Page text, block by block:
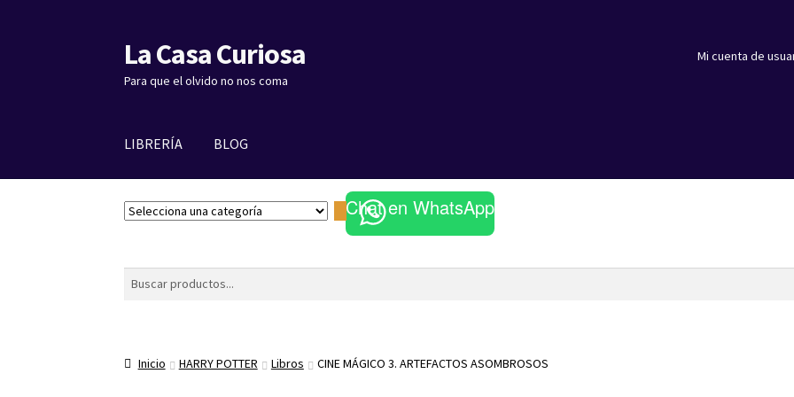
Ir
a
la
Ir
al
contenido
La Casa Curiosa
Para que el olvido no nos coma
Mi cuenta de
LIBRERÍA BLOG
S
e
n
Chat en WhatsApp
Buscar
Inicio HARRY POTTER Libros CINE MÁGICO 3. ARTEFACTOS ASOMBROSOS